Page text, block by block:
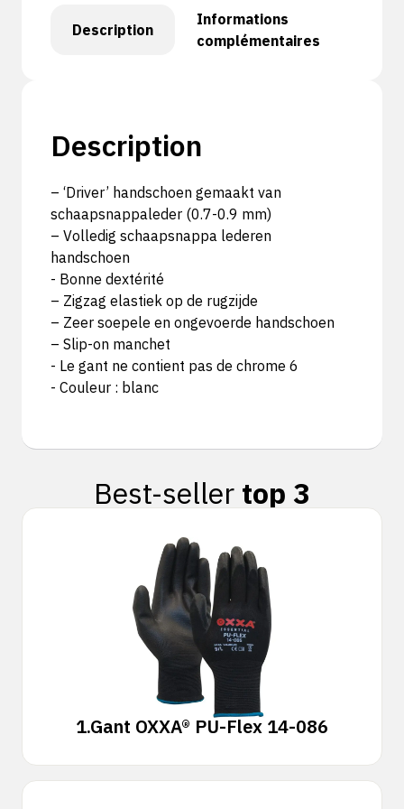
Description
Informations
complémentaires
Description
– ‘Driver’ handschoen gemaakt van
schaapsnappaleder (0.7-0.9 mm)
– Volledig schaapsnappa lederen
handschoen
- Bonne dextérité
– Zigzag elastiek op de rugzijde
– Zeer soepele en ongevoerde handschoen
– Slip-on manchet
- Le gant ne contient pas de chrome 6
- Couleur : blanc
Best-seller top 3
1.Gant OXXA® PU-Flex 14-086